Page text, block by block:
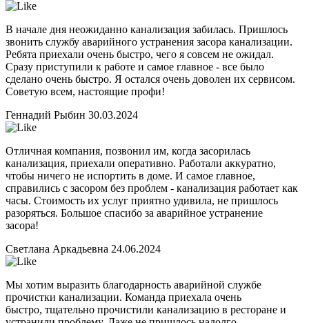
В начале дня неожиданно канализация забилась. Пришлось
звонить службу аварийного устранения засора канализации.
Ребята приехали очень быстро, чего я совсем не ожидал.
Сразу приступили к работе и самое главное - все было
сделано очень быстро. Я остался очень доволен их сервисом.
Советую всем, настоящие профи!
Геннадий Рыбин 30.03.2024
Отличная компания, позвонил им, когда засорилась
канализация, приехали оперативно. Работали аккуратно,
чтобы ничего не испортить в доме. И самое главное,
справились с засором без проблем - канализация работает как
часы. Стоимость их услуг приятно удивила, не пришлось
разоряться. Большое спасибо за аварийное устранение
засора!
Светлана Аркадьевна 24.06.2024
Мы хотим выразить благодарность аварийной службе
прочистки канализации. Команда приехала очень
быстро, тщательно прочистили канализацию в ресторане и